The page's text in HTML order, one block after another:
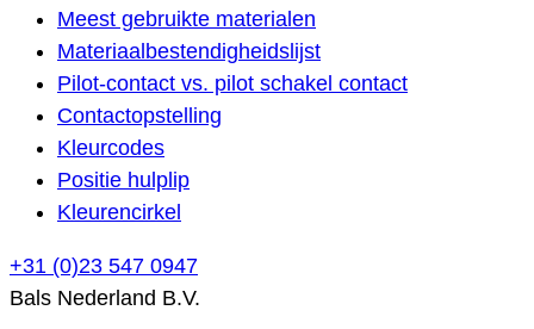
Meest gebruikte materialen
Materiaalbestendigheidslijst
Pilot-contact vs. pilot schakel contact
Contactopstelling
Kleurcodes
Positie hulplip
Kleurencirkel
+31 (0)23 547 0947
Bals Nederland B.V.